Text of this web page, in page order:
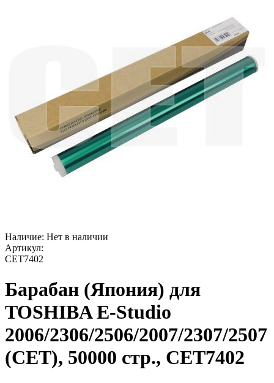
Наличие: Нет в наличии
Артикул:
CET7402
Барабан (Япония) для
TOSHIBA E-Studio
2006/2306/2506/2007/2307/2507
(CET), 50000 стр., CET7402